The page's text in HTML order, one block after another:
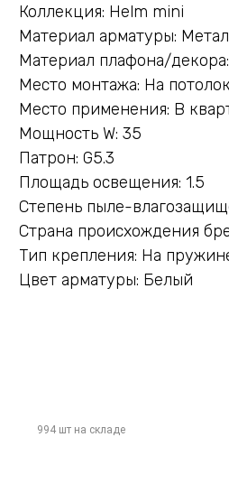
Коллекция: Helm mini
Материал арматуры:
Материал плафона/
Место монтажа: На потолок
Место применения: В
Мощность W: 35
Патрон: G5.3
Площадь освещения: 1.5
Степень пыле-
Страна происхождения
Тип крепления: На
Цвет арматуры: Белый